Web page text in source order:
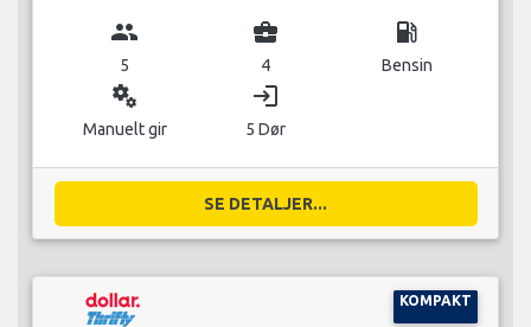
group
5
business_center
4
local_gas_station
Bensin
miscellaneous_services
Manuelt gir
login
5 Dør
SE DETALJER...
KOMPAKT